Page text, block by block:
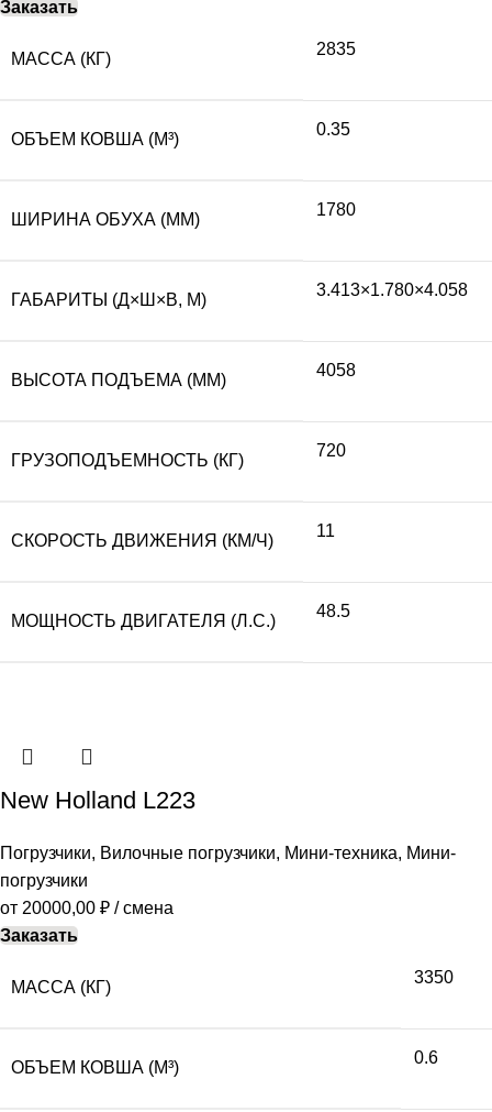
Заказать
МАССА (КГ)
2835
ОБЪЕМ КОВША (М³)
0.35
ШИРИНА ОБУХА (ММ)
1780
ГАБАРИТЫ (Д×Ш×В, М)
3.413×1.780×4.058
ВЫСОТА ПОДЪЕМА (ММ)
4058
ГРУЗОПОДЪЕМНОСТЬ (КГ)
720
СКОРОСТЬ ДВИЖЕНИЯ (КМ/Ч)
11
МОЩНОСТЬ ДВИГАТЕЛЯ (Л.С.)
48.5
New Holland L223
Погрузчики, Вилочные погрузчики, Мини-техника, Мини-
погрузчики
от 20000,00 ₽ / смена
Заказать
МАССА (КГ)
3350
ОБЪЕМ КОВША (М³)
0.6